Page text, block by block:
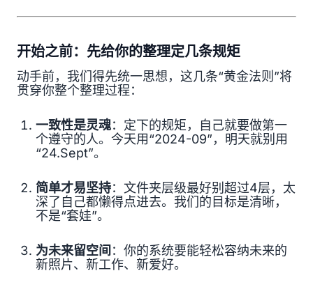
开始之前：先给你的整理定几条规矩
动手前，我们得先统一思想，这几条“黄金法则”将
贯穿你整个整理过程：
一致性是灵魂：定下的规矩，自己就要做第一
个遵守的人。今天用“2024-09”，明天就别用
“24.Sept”。
简单才易坚持：文件夹层级最好别超过4层，太
深了自己都懒得点进去。我们的目标是清晰，
不是“套娃”。
为未来留空间 ：你的系统要能轻松容纳未来的
新照片、新工作、新爱好。